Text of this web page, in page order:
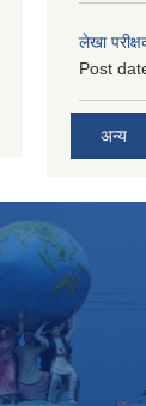
लेखा
Post
अन्य